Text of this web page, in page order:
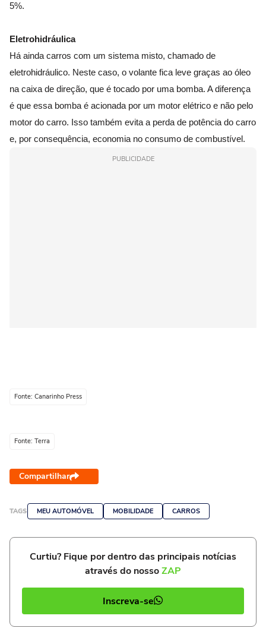
5%.
Eletrohidráulica
Há ainda carros com um sistema misto, chamado de
eletrohidráulico. Neste caso, o volante fica leve graças ao óleo
na caixa de direção, que é tocado por uma bomba. A diferença
é que essa bomba é acionada por um motor elétrico e não pelo
motor do carro. Isso também evita a perda de potência do carro
e, por consequência, economia no consumo de combustível.
PUBLICIDADE
Fonte: Canarinho Press
Fonte: Terra
Compartilhar
TAGS MEU AUTOMÓVEL MOBILIDADE CARROS
Curtiu? Fique por dentro das principais notícias
através do nossoZAP
Inscreva-se